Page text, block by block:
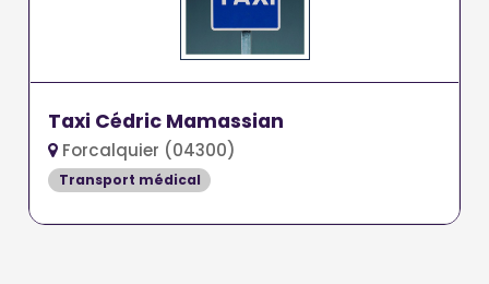
Taxi Cédric Mamassian
Forcalquier (04300)
Transport médical